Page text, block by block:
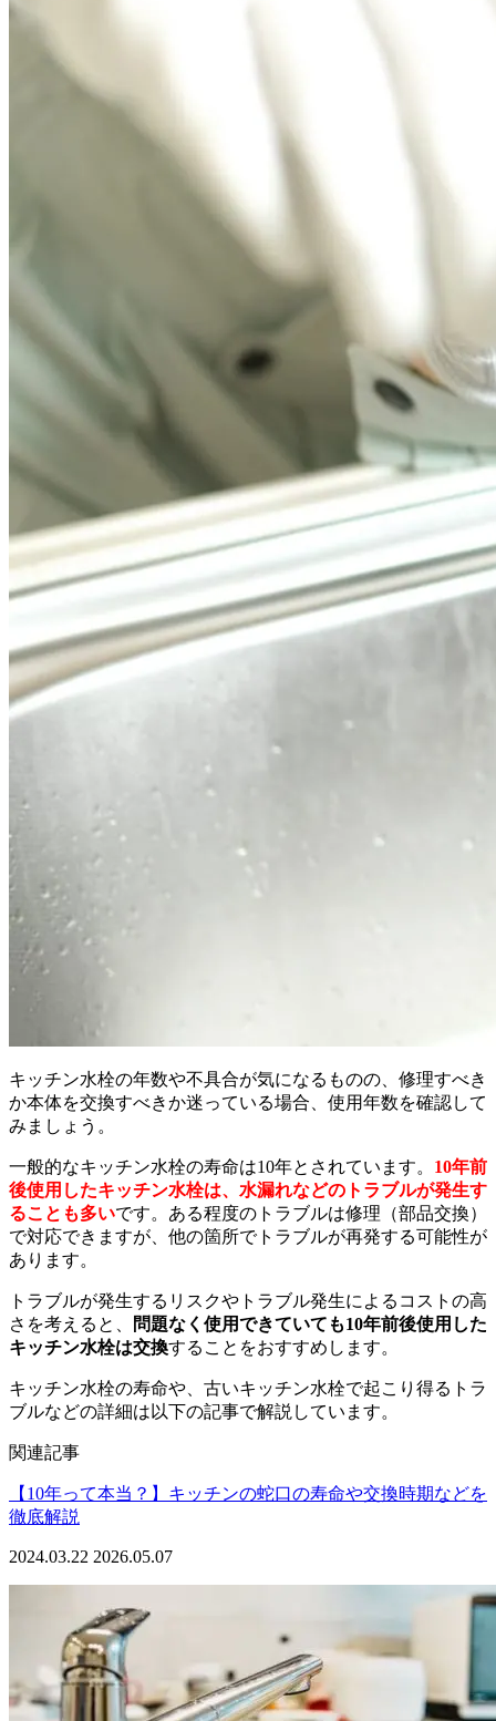
キッチン水栓の年数や不具合が気になるものの、修理すべき
か本体を交換すべきか迷っている場合、使用年数を確認して
みましょう。
一般的なキッチン水栓の寿命は10年とされています。 10年前
後使用したキッチン水栓は、水漏れなどのトラブルが発生す
ることも多いです。ある程度のトラブルは修理（部品交換）
で対応できますが、他の箇所でトラブルが再発する可能性が
あります。
トラブルが発生するリスクやトラブル発生によるコストの高
さを考えると、
問題なく使用できていても10年前後使用した
キッチン水栓は交換することをおすすめします。
キッチン水栓の寿命や、古いキッチン水栓で起こり得るトラ
ブルなどの詳細は以下の記事で解説しています。
関連記事
【10年って本当？】キッチンの蛇口の寿命や交換時期などを
徹底解説
2024.03.22 2026.05.07